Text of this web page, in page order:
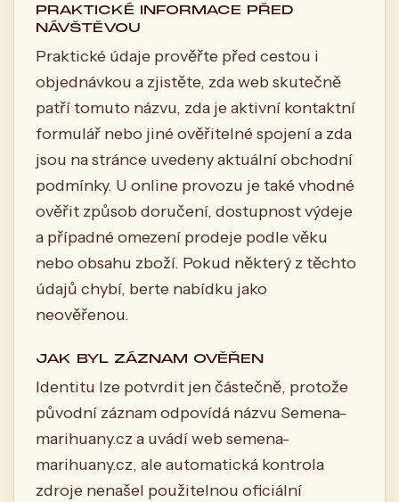
PRAKTICKÉ INFORMACE PŘED
NÁVŠTĚVOU
Praktické údaje prověřte před cestou i
objednávkou a zjistěte, zda web skutečně
patří tomuto názvu, zda je aktivní kontaktní
formulář nebo jiné ověřitelné spojení a zda
jsou na stránce uvedeny aktuální obchodní
podmínky. U online provozu je také vhodné
ověřit způsob doručení, dostupnost výdeje
a případné omezení prodeje podle věku
nebo obsahu zboží. Pokud některý z těchto
údajů chybí, berte nabídku jako
neověřenou.
JAK BYL ZÁZNAM OVĚŘEN
Identitu lze potvrdit jen částečně, protože
původní záznam odpovídá názvu Semena-
marihuany.cz a uvádí web semena-
marihuany.cz, ale automatická kontrola
zdroje nenašel použitelnou oficiální